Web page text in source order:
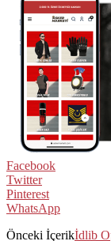
Facebook
Twitter
Pinterest
WhatsApp
Önceki İçerikİdlib